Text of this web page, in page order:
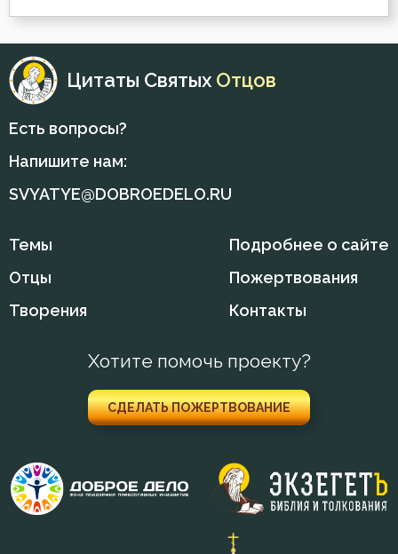
Борьба
Ветхий Завет
Воздаяние
Воздержание
Воля Божия
Воскресение
Воскресение Христово
Климент Римский
Максим Исповедник
Нил Сорский
Силуан Афонский
Феодор Студит
Цитаты Святых Отцов
Есть вопросы?
Напишите нам:
SVYATYE@DOBROEDELO.RU
Темы
Отцы
Творения
Подробнее о сайте
Пожертвования
Контакты
Хотите помочь проекту?
СДЕЛАТЬ ПОЖЕРТВОВАНИЕ